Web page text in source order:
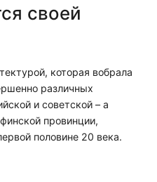
своей
которая вобрала
различных
и советской – а
провинции,
половине 20 века.